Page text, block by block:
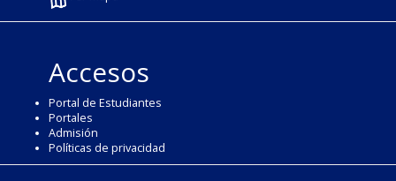
Accesos
Portal de Estudiantes
Portales
Admisión
Políticas de privacidad